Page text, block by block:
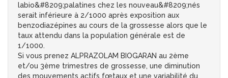
labio&#8209;palatines chez les nouveau&#8209;nés
serait inférieure à 2/1000 après exposition aux
benzodiazépines au cours de la grossesse alors que le
taux attendu dans la population générale est de
1/1000.
Si vous prenez ALPRAZOLAM BIOGARAN au 2ème
et/ou 3ème trimestres de grossesse, une diminution
des mouvements actifs fœtaux et une variabilité du